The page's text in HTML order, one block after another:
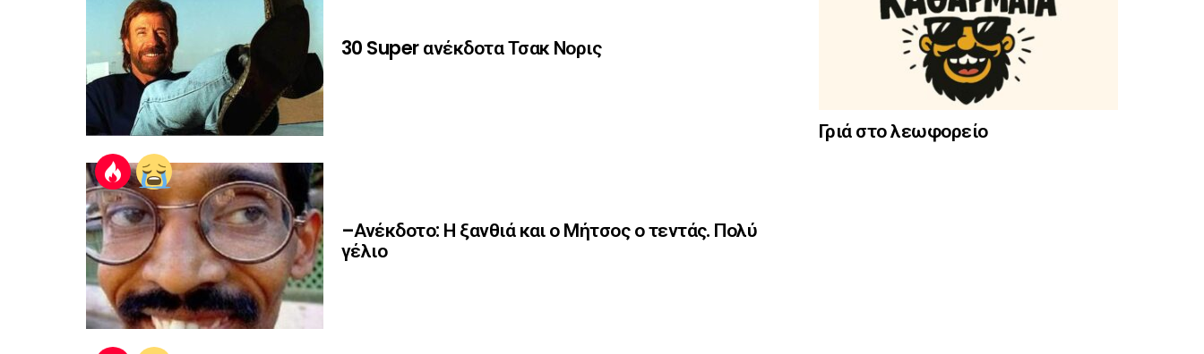
30 Super ανέκδοτα Τσακ Νορις
–Ανέκδοτο: Η ξανθιά και ο Μήτσος ο τεντάς. Πολύ
γέλιο
Γριά στο λεωφορείο